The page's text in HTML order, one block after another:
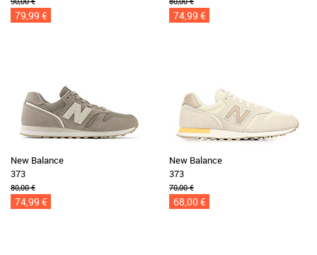
79,99 € 74,99 €
New Balance
373
80,00 €
74,99 €
New Balance
373
70,00 €
68,00 €